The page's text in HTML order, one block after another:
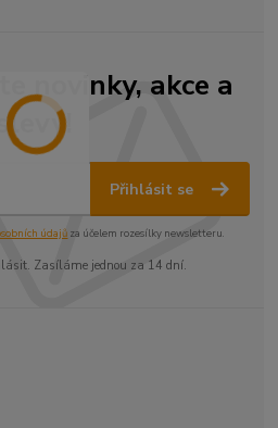
novinky, akce a
slevy!
Přihlásit se
údajů za účelem rozesílky newsletteru.
Zasíláme jednou za 14 dní.